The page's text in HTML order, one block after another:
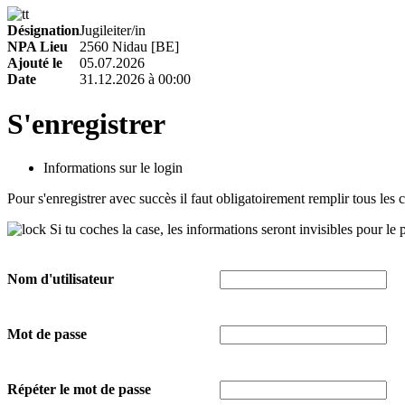
DésignationJugileiter/in
NPA Lieu
2560 Nidau [BE]
Ajouté le
05.07.2026
Date
31.12.2026 à 00:00
S'enregistrer
Informations sur le login
Pour s'enregistrer avec succès il faut obligatoirement remplir tous les
Si tu coches la case, les informations seront invisibles pour le
Nom d'utilisateur
Mot de passe
Répéter le mot de passe